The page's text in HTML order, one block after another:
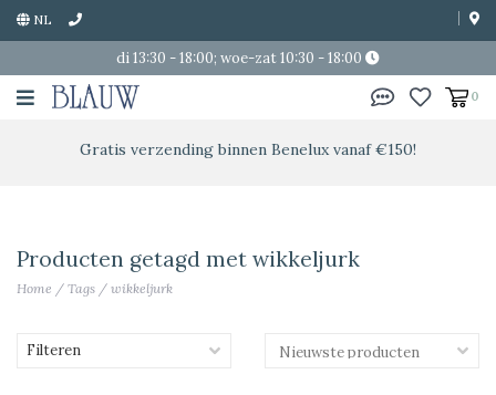
NL
di 13:30 - 18:00; woe-zat 10:30 - 18:00
0
Gratis verzending binnen Benelux vanaf €150!
Producten getagd met wikkeljurk
Home / Tags / wikkeljurk
Filteren